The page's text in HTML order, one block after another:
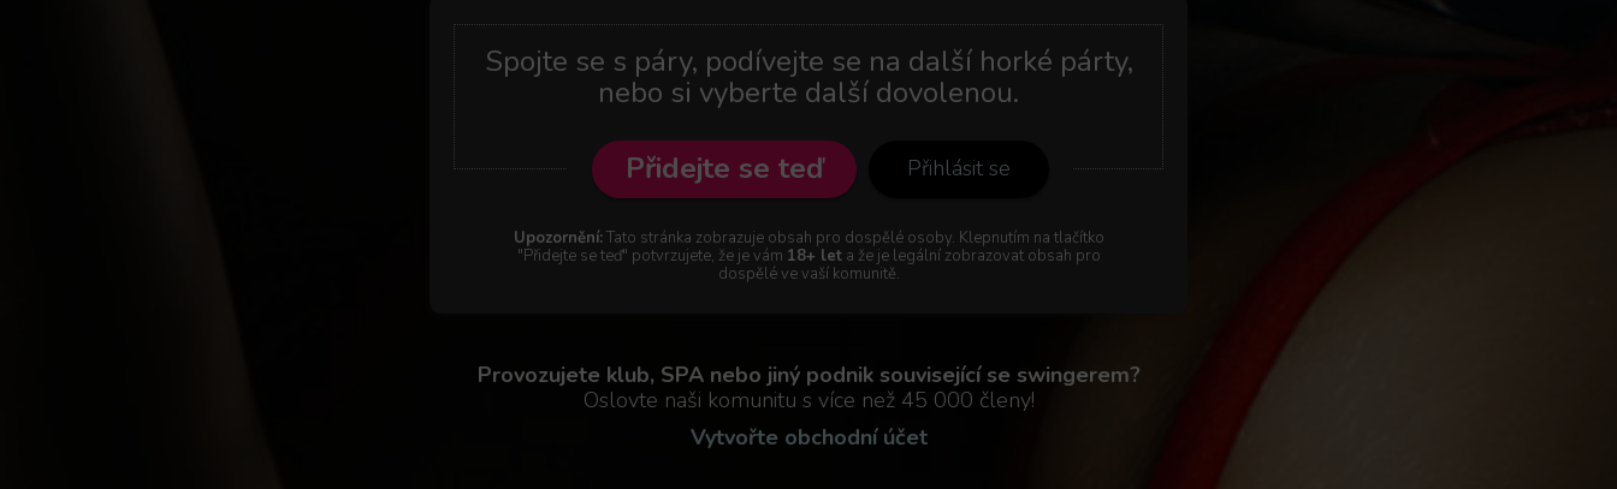
Spojte se s páry, podívejte se na další horké párty,
nebo si vyberte další dovolenou.
Přidejte se teď
Přihlásit se
Upozornění:Tato stránka zobrazuje obsah pro dospělé osoby. Klepnutím na tlačítko
"Přidejte se teď" potvrzujete, že je vám 18+ leta že je legální zobrazovat obsah pro
dospělé ve vaší komunitě.
Provozujete klub, SPA nebo jiný podnik související se swingerem?
Oslovte naši komunitu s více než 45 000 členy!
Vytvořte obchodní účet